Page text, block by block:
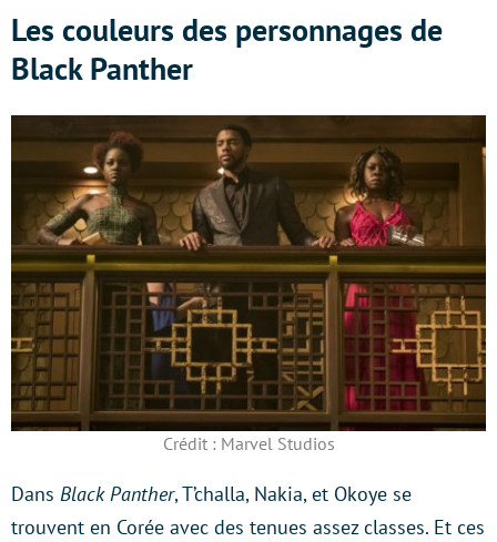
Les couleurs des personnages de
Black Panther
Crédit : Marvel Studios
Dans Black Panther, T’challa, Nakia, et Okoye se
trouvent en Corée avec des tenues assez classes. Et ces